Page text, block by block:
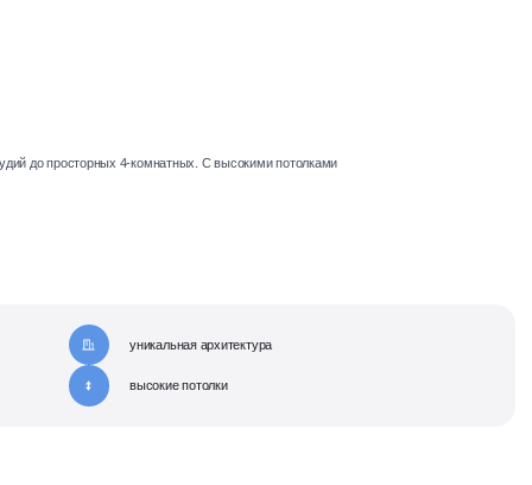
до просторных 4-комнатных. С высокими потолками
уникальная архитектура
высокие потолки